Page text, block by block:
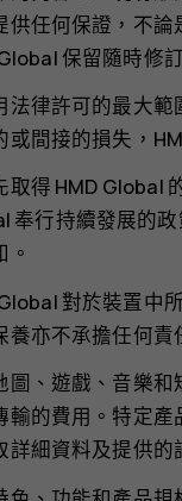
供任何保證，不
保留隨時修
法律許可的最大
或間接的損失，
取得 HMD Global
奉行持續發展的
。
對於裝置中
養亦不承擔任何責
圖、遊戲、音樂
輸的費用。特定
詳細資料及提供的